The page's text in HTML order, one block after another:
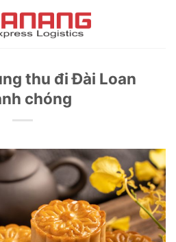
thu đi Đài Loan
chóng